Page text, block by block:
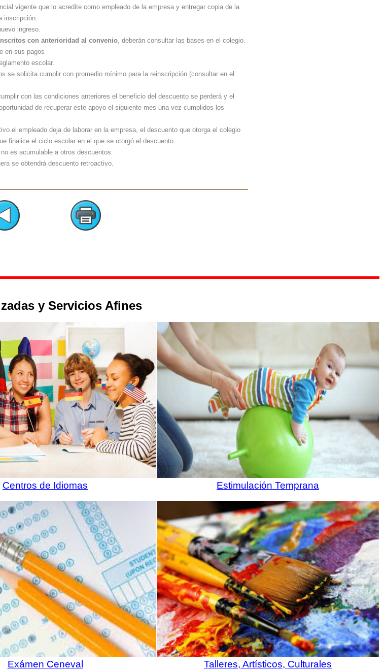
vigente que lo acredite como empleado de la empresa y entregar copia de la
inscripción.
ingreso.
con anterioridad al convenio, deberán consultar las bases en el colegio.
en sus pagos
escolar.
se solicita cumplir con promedio mínimo para la reinscripción (consultar en el
con las condiciones anteriores el beneficio del descuento se perderá y el
de recuperar este apoyo el siguiente mes una vez cumplidos los
el empleado deja de laborar en la empresa, el descuento que otorga el colegio
finalice el ciclo escolar en el que se otorgó el descuento.
es acumulable a otros descuentos.
se obtendrá descuento retroactivo.
y Servicios Afines
Centros de Idiomas Estimulación Temprana
Exámen Ceneval Talleres, Artísticos, Culturales